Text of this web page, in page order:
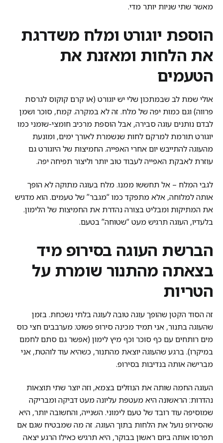
מאשר שתי שניות יותר מדי.
הוספת יוגורט ומלח משדרגת
את הלחות ומאזנת את
הטעמים
אולי שמת לב שבמתכון שלי יש יוגורט (או קרם קוקוס לגרסת
פרווה) וגם כמות יפה של מלח. זה לא במקרה. קמח, סוכר ושמן
לבדם נותנים עוגה סבירה, אבל הוספת מרכיב חומצי-שומני כמו
יוגורט תורמת למרקם לחות שנשמרת לאורך ימים, ומונעת
מהעוגה להתייבש יום אחרי האפייה. החמיצות של היוגורט גם
עוזרת לאבקת האפייה לעבוד טוב יותר וליצור תפיחה יפה.
לגבי המלח – אל תחששו ממנו. מלח בעוגה מתוקה לא הופך
אותה למלוחה, אלא מתפקד כמו “מגבר” של טעמים. הוא מדגיש
את המתיקות ומבליט בצורה נהדרת את החמיצות של הלימון.
בלעדיו, העוגה תרגיש מעט “שטוחה” בטעם.
הברשת העוגה בסירופ מיד
בצאתה מהתנור שומרת על
הטריות
זה הסוד הקטן שהופך עוגה טובה לעוגה בלתי נשכחת. בזמן
שהעוגה בתנור, אני תמיד מכינה סירופ פשוט: מערבבים חצי כוס
מים רותחים עם כף סוכר וכף מיץ לימון (אפשר גם סתם לחמם
במיקרו). ברגע שהעוגה יוצאת מהתנור, כשהיא עוד לוהטת, אני
מברישה אותה בנדיבות בסירופ.
העוגה החמה שותה את הנוזלים בצמא, וזה יוצר שתי תוצאות
נהדרות: הראשונה היא מעטפת עליונה מעט דביקה ומבריקה
שמוסיפה עוד רובד של טעם לימוני. השנייה, והחשובה יותר, היא
שהסירופ נועל את הלחות בתוך העוגה. זה מה שמבטיח שגם אם
תפרסו אותה ביום ראשון בבוקר, היא תרגיש כאילו הרגע יצאה